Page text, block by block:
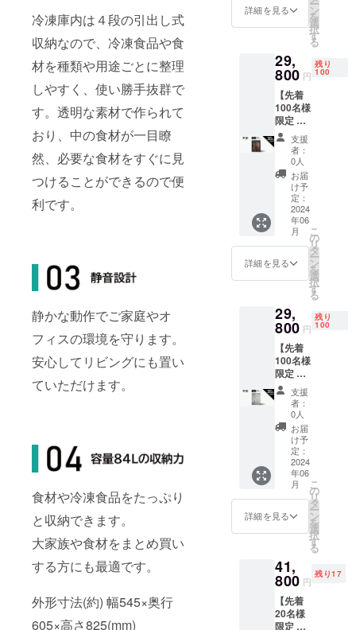
冷凍庫内は４段の引出し式
収納なので、冷凍食品や食
材を種類や用途ごとに整理
しやすく、使い勝手抜群で
す。透明な素材で作られて
おり、中の食材が一目瞭
然、必要な食材をすぐに見
つけることができるので便
利です。
静かな動作でご家庭やオ
フィスの環境を守ります。
安心してリビングにも置い
ていただけます。
食材や冷凍食品をたっぷり
と収納できます。
大家族や食材をまとめ買い
する方にも最適です。
外形寸法(約) 幅545×奥行
605×高さ825(mm)
格：
49,800
円（税
国配送
料無料
送付物
＊冷凍
庫
84L（グ
レー
ウッ
ド）1台
詳細を見る ー
ン
を
選
択
す
る
29,
800 円
残り
100
【先着
100名様
限定 早
割
35%OF
F】 先
行割引
価格：
29,800
円（税
込） 一
般販売
予定価
格：
45,800
円（税
国配送
料無料
送付物
＊冷蔵
庫
122L（
ダーク
ウッ
ド）1台
支援
者：
0人
お届
け予
定：
2024
年06
月
詳細を見る
こ
の
リ
タ
ー
ン
を
選
択
す
る
29,
800 円
残り
100
【先着
100名様
限定 早
割
35%OF
F】 先
行割引
価格：
29,800
円（税
込） 一
般販売
予定価
格：
45,800
円（税
国配送
料無料
送付物
＊冷蔵
庫
支援
者：
0人
お届
け予
定：
2024
年06
月
詳細を見る
こ
の
リ
タ
ー
ン
を
選
択
す
る
41,
800 円
残り17
【先着
20名様
限定 冷